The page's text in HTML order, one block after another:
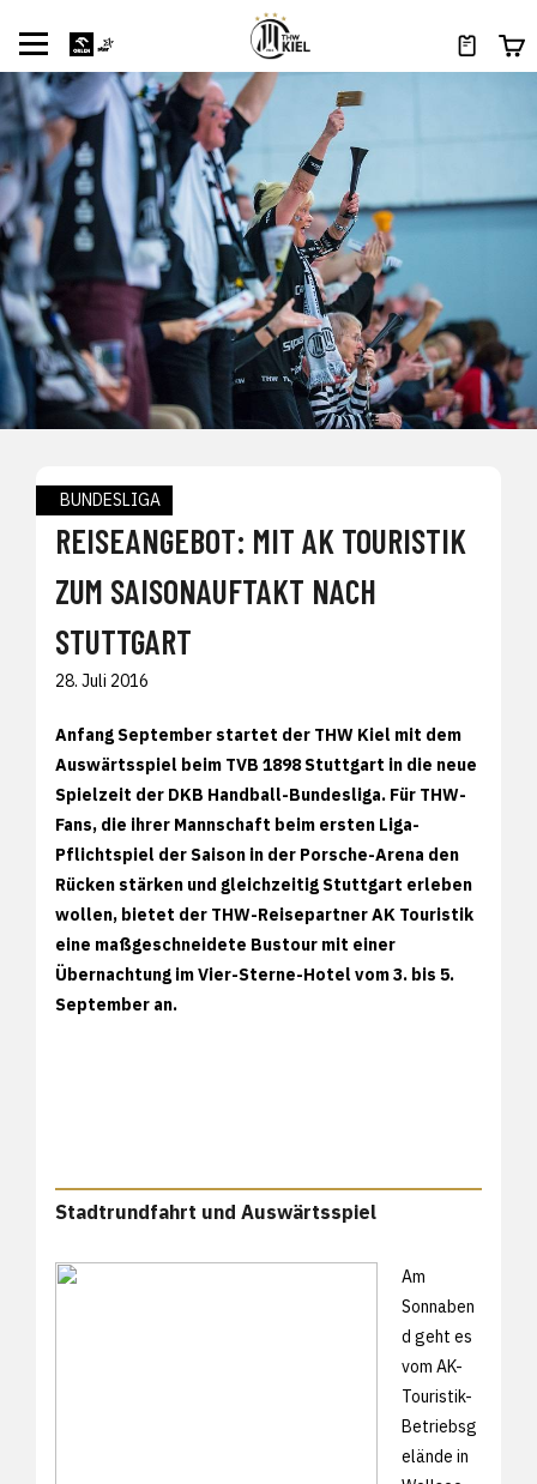
BUNDESLIGA
REISEANGEBOT: MIT AK TOURISTIK
ZUM SAISONAUFTAKT NACH
STUTTGART
28. Juli 2016
Anfang September startet der THW Kiel mit dem
Auswärtsspiel beim TVB 1898 Stuttgart in die neue
Spielzeit der DKB Handball-Bundesliga. Für THW-
Fans, die ihrer Mannschaft beim ersten Liga-
Pflichtspiel der Saison in der Porsche-Arena den
Rücken stärken und gleichzeitig Stuttgart erleben
wollen, bietet der THW-Reisepartner AK Touristik
eine maßgeschneidete Bustour mit einer
Übernachtung im Vier-Sterne-Hotel vom 3. bis 5.
September an.
Stadtrundfahrt und Auswärtsspiel
Am
Sonnaben
d geht es
vom AK-
Touristik-
Betriebsg
elände in